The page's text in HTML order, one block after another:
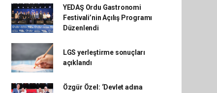
YEDAŞ Ordu Gastronomi
Festivali’nin Açılış Programı
Düzenlendi
LGS yerleştirme sonuçları
açıklandı
Özgür Özel: ‘Devlet adına